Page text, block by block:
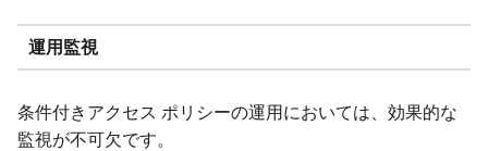
運用監視
条件付きアクセス ポリシーの運用においては、効果的な
監視が不可欠です。